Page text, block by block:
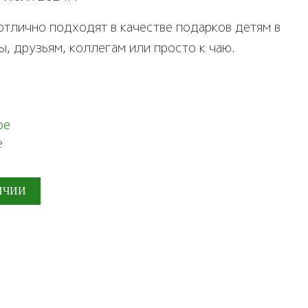
подходят в качестве подарков детям в
друзьям, коллегам или просто к чаю.